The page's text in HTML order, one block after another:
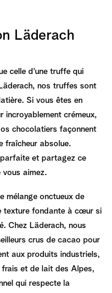
Läderach
celle d'une truffe qui
nos truffes sont
Si vous êtes en
incroyablement crémeux,
chocolatiers façonnent
fraîcheur absolue.
et partagez ce
vous aimez.
mélange onctueux de
texture fondante à cœur si
Chez Läderach, nous
crus de cacao pour
aux produits industriels,
et de lait des Alpes,
qui respecte la